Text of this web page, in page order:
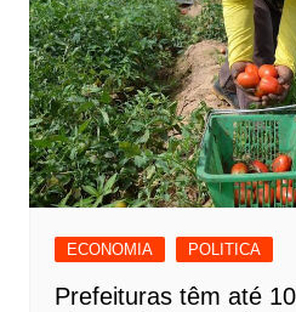
ECONOMIA POLITICA
Prefeituras têm até